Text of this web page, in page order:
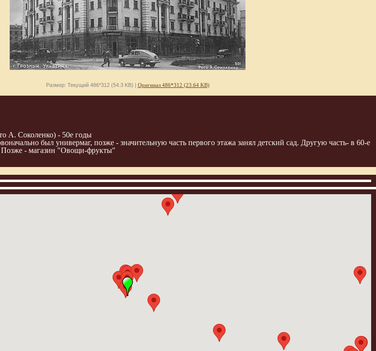
Размер: Текущий 486*312 (54.3 KB) | Оригинал 486*312 (23.64 KB)
А. Соколенко) - 50е годы
был универмаг, позже - значительную часть первого этажа занял детский сад. Другую часть- в 60-е
Позже - магазин "Овощи-фрукты"